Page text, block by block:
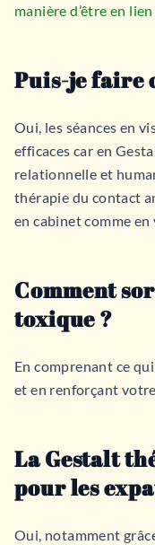
manière d’être en lien
Puis-je faire
Oui, les séances en
efficaces car en
relationnelle et
thérapie du contact
en cabinet comme en
Comment
toxique ?
En comprenant ce
et en renforçant
La Gestalt
pour les
Oui, notamment